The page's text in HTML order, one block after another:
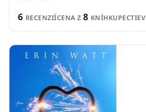
6 RECENZIÍCENA Z 8 KNÍHKUPECTIEV